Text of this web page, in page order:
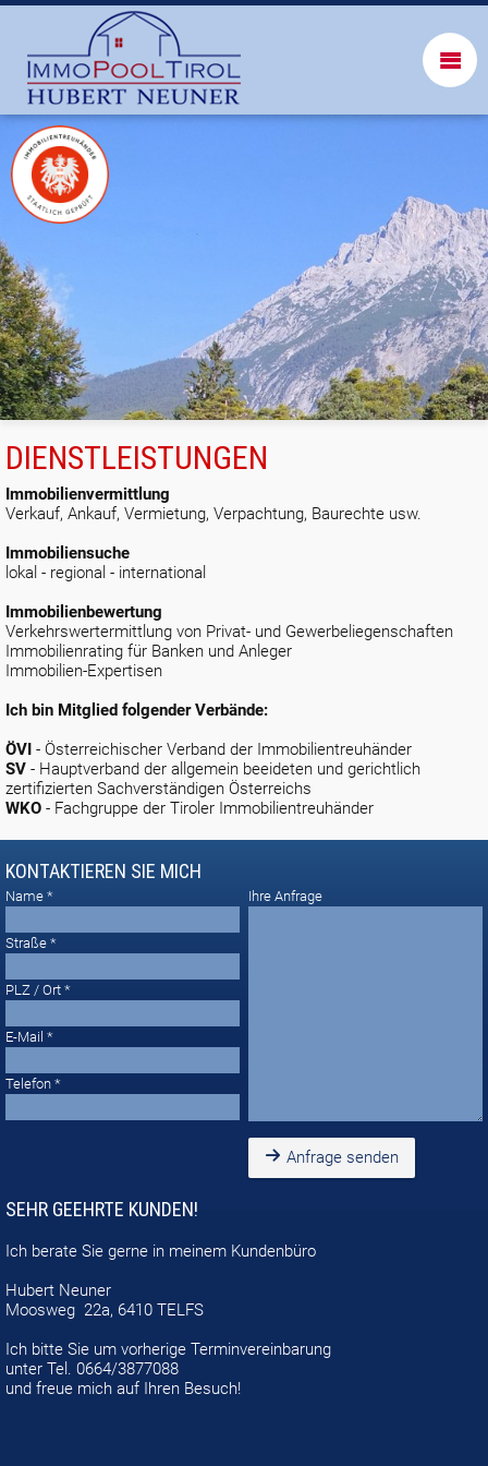
DIENSTLEISTUNGEN
Immobilienvermittlung
Verkauf, Ankauf, Vermietung, Verpachtung, Baurechte usw.
Immobiliensuche
lokal - regional - international
Immobilienbewertung
Verkehrswertermittlung von Privat- und Gewerbeliegenschaften
Immobilienrating für Banken und Anleger
Immobilien-Expertisen
Ich bin Mitglied folgender Verbände:
ÖVI - Österreichischer Verband der Immobilientreuhänder
SV - Hauptverband der allgemein beeideten und gerichtlich
zertifizierten Sachverständigen Österreichs
WKO - Fachgruppe der Tiroler Immobilientreuhänder
KONTAKTIEREN SIE MICH
Name
Straße
PLZ / Ort
E-Mail
Telefon
Ihre Anfrage
Anfrage senden
SEHR GEEHRTE KUNDEN!
Ich berate Sie gerne in meinem Kundenbüro
Hubert Neuner
Moosweg 22a, 6410 TELFS
Ich bitte Sie um vorherige Terminvereinbarung
unter Tel. 0664/3877088
und freue mich auf Ihren Besuch!